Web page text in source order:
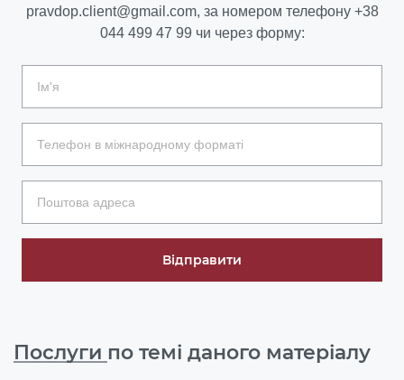
pravdop.client@gmail.com, за номером телефону +38
044 499 47 99 чи через форму:
Відправити
Послуги по темі даного матеріалу